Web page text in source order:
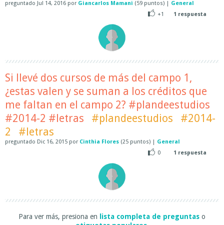
preguntado Jul 14, 2016 por Giancarlos Mamani (59 puntos) | General
+1
1 respuesta
Si llevé dos cursos de más del campo 1,
¿estas valen y se suman a los créditos que
me faltan en el campo 2? #plandeestudios
#2014-2 #letras
#plandeestudios
#2014-
2
#letras
preguntado Dic 16, 2015 por Cinthia Flores (25 puntos) | General
0
1 respuesta
Para ver más, presiona en lista completa de preguntas o